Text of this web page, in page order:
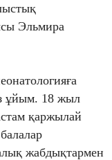
Эльмира
ұйым. 18 жыл
қаржылай
жабдықтармен